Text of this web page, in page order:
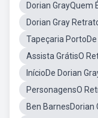
Dorian GrayQuem
Dorian Gray
Tapeçaria PortoDe
Assista GrátisO
InícioDe Dorian
PersonagensO
Ben BarnesDorian